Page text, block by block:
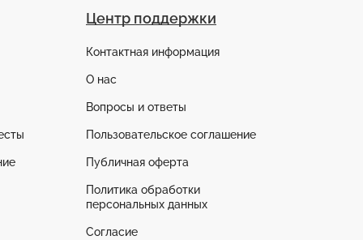
Центр поддержки
Контактная информация
О нас
Вопросы и ответы
Пользовательское соглашение
Публичная оферта
Политика обработки
персональных данных
Согласие